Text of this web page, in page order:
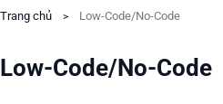
Trang chủ Low-Code/No-Code
Low-Code/No-Code